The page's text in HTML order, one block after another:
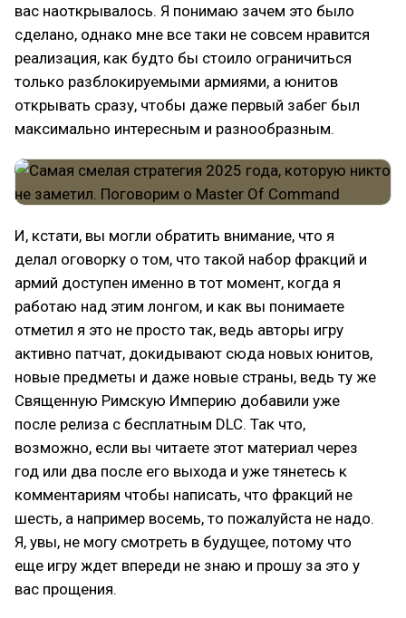
вас наоткрывалось. Я понимаю зачем это было
сделано, однако мне все таки не совсем нравится
реализация, как будто бы стоило ограничиться
только разблокируемыми армиями, а юнитов
открывать сразу, чтобы даже первый забег был
максимально интересным и разнообразным.
И, кстати, вы могли обратить внимание, что я
делал оговорку о том, что такой набор фракций и
армий доступен именно в тот момент, когда я
работаю над этим лонгом, и как вы понимаете
отметил я это не просто так, ведь авторы игру
активно патчат, докидывают сюда новых юнитов,
новые предметы и даже новые страны, ведь ту же
Священную Римскую Империю добавили уже
после релиза с бесплатным DLC. Так что,
возможно, если вы читаете этот материал через
год или два после его выхода и уже тянетесь к
комментариям чтобы написать, что фракций не
шесть, а например восемь, то пожалуйста не надо.
Я, увы, не могу смотреть в будущее, потому что
еще игру ждет впереди не знаю и прошу за это у
вас прощения.